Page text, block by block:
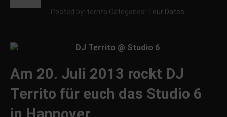
Posted by: territo Categories: Tour Dates
Am 20. Juli 2013 rockt DJ
Territo für euch das Studio 6